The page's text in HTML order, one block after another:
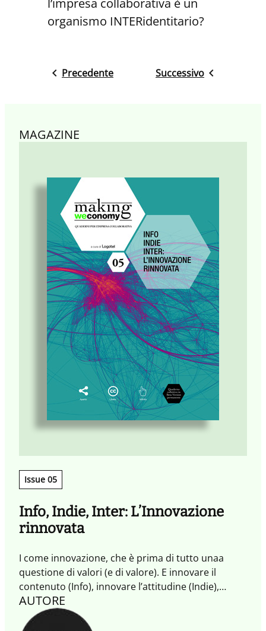
l’impresa collaborativa è un
organismo INTERidentitario?
Precedente Successivo
MAGAZINE
Issue 05
Info, Indie, Inter: L’Innovazione
rinnovata
I come innovazione, che è prima di tutto unaa
questione di valori (e di valore). E innovare il
contenuto (Info), innovare l’attitudine (Indie),
innovare la relazione (Inter) sono le tre possibili
scelte di valore per le Imprese.
AUTORE